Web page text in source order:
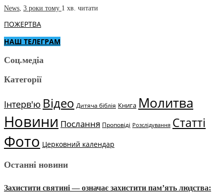
News 3 роки тому 1 хв. читати
ПОЖЕРТВА
НАШ ТЕЛЕГРАМ
Соц.медіа
Категорії
Інтерв'ю Відео Дитяча біблія Книга Молитва
Новини Послання Проповіді Розслідування Статті
Фото Церковний календар
Останні новини
Захистити святині — означає захистити пам’ять людства: